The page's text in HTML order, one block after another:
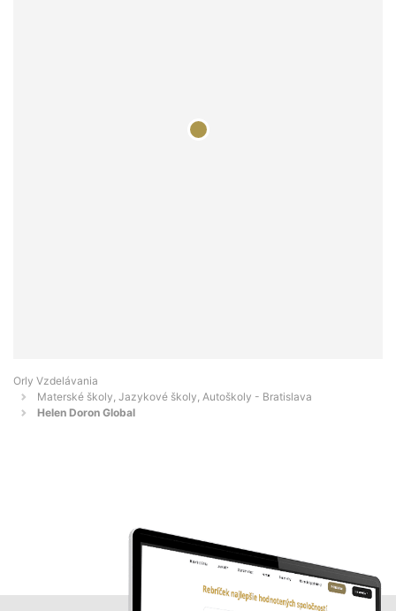
Orly Vzdelávania
Materské školy, Jazykové školy, Autoškoly - Bratislava
Helen Doron Global